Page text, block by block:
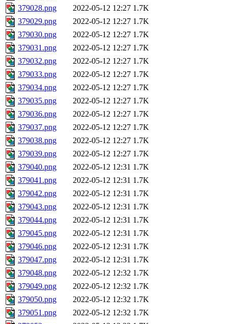
379028.png
2022-05-12 12:27 1.7K
379029.png
2022-05-12 12:27 1.7K
379030.png
2022-05-12 12:27 1.7K
379031.png
2022-05-12 12:27 1.7K
379032.png
2022-05-12 12:27 1.7K
379033.png
2022-05-12 12:27 1.7K
379034.png
2022-05-12 12:27 1.7K
379035.png
2022-05-12 12:27 1.7K
379036.png
2022-05-12 12:27 1.7K
379037.png
2022-05-12 12:27 1.7K
379038.png
2022-05-12 12:27 1.7K
379039.png
2022-05-12 12:27 1.7K
379040.png
2022-05-12 12:31 1.7K
379041.png
2022-05-12 12:31 1.7K
379042.png
2022-05-12 12:31 1.7K
379043.png
2022-05-12 12:31 1.7K
379044.png
2022-05-12 12:31 1.7K
379045.png
2022-05-12 12:31 1.7K
379046.png
2022-05-12 12:31 1.7K
379047.png
2022-05-12 12:31 1.7K
379048.png
2022-05-12 12:32 1.7K
379049.png
2022-05-12 12:32 1.7K
379050.png
2022-05-12 12:32 1.7K
379051.png
2022-05-12 12:32 1.7K